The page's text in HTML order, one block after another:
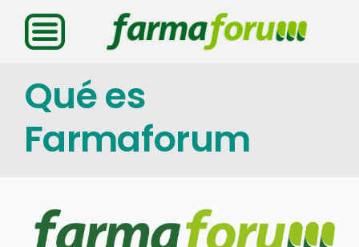
Saltar
contenido
Qué es
Farmaforum